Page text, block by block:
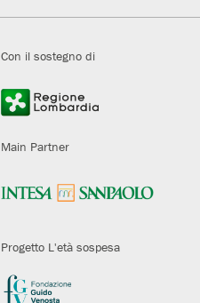
Con il sostegno di
Main Partner
Progetto L'età sospesa